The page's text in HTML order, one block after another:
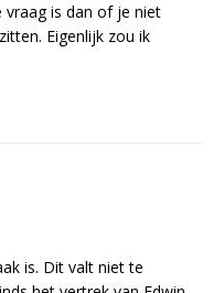
is dan of je niet
Eigenlijk zou ik
is. Dit valt niet te